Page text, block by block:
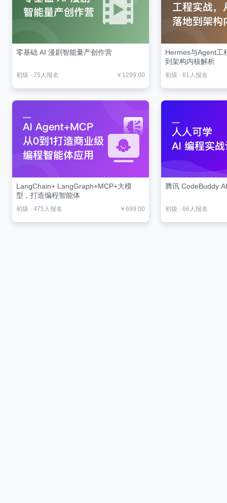
零基础 AI 漫剧智能量产创作营
初级 · 75人报名 ￥1299.00
Hermes与Agent工
到架构内核解析
初级 · 61人报名
LangChain+ LangGraph+MCP+大模
型，打造编程智能体
初级 · 475人报名 ￥699.00
腾讯 CodeBuddy
初级 · 66人报名